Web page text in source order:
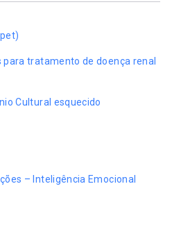
para tratamento de doença renal
Cultural esquecido
– Inteligência Emocional